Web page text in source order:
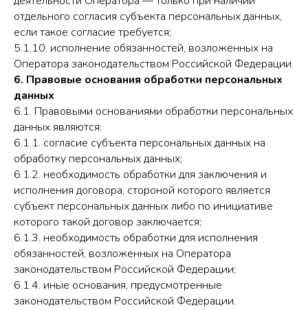
отдельного согласия субъекта персональных данных,
если такое согласие требуется;
5.1.10. исполнение обязанностей, возложенных на
Оператора законодательством Российской Федерации.
6. Правовые основания обработки персональных
данных
6.1. Правовыми основаниями обработки персональных
данных являются:
6.1.1. согласие субъекта персональных данных на
обработку персональных данных;
6.1.2. необходимость обработки для заключения и
исполнения договора, стороной которого является
субъект персональных данных либо по инициативе
которого такой договор заключается;
6.1.3. необходимость обработки для исполнения
обязанностей, возложенных на Оператора
законодательством Российской Федерации;
6.1.4. иные основания, предусмотренные
законодательством Российской Федерации.